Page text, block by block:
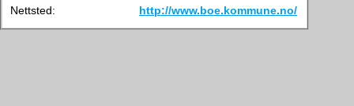
Nettsted: http://www.boe.kommune.no/